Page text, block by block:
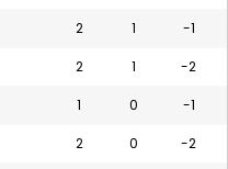
2 1 -1
2 1 -2
1 0 -1
2 0 -2